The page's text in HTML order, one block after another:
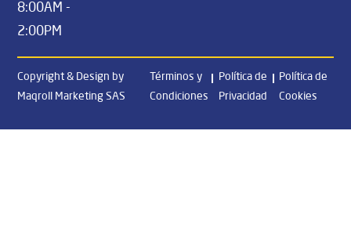
8:00AM -
2:00PM
Copyright & Design by
Maqroll Marketing SAS
Términos y
Condiciones
Política de
Privacidad
Política de
Cookies